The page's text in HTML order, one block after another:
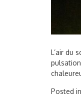
L’air du
Posted in